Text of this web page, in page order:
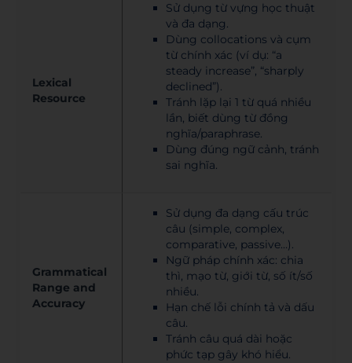
Lexical
Resource
Sử dụng từ vựng học thuật
và đa dạng.
Dùng collocations và cụm
từ chính xác (ví dụ: “a
steady increase”, “sharply
declined”).
Tránh lặp lại 1 từ quá nhiều
lần, biết dùng từ đồng
nghĩa/paraphrase.
Dùng đúng ngữ cảnh, tránh
sai nghĩa.
Grammatical
Range and
Accuracy
Sử dụng đa dạng cấu trúc
câu (simple, complex,
comparative, passive…).
Ngữ pháp chính xác: chia
thì, mạo từ, giới từ, số ít/số
nhiều.
Hạn chế lỗi chính tả và dấu
câu.
Tránh câu quá dài hoặc
phức tạp gây khó hiểu.